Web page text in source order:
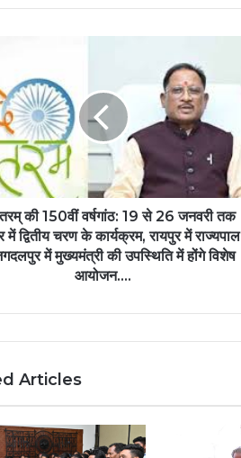
की 150वीं वर्षगांठ: 19 से 26 जनवरी तक
में द्वितीय चरण के कार्यक्रम, रायपुर में राज्यपाल
में मुख्यमंत्री की उपस्थिति में होंगे विशेष
आयोजन….
Articles